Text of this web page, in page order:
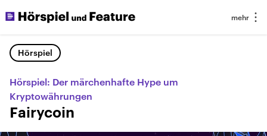
Hörspiel
Hörspiel: Der märchenhafte Hype um
Kryptowährungen
Fairycoin